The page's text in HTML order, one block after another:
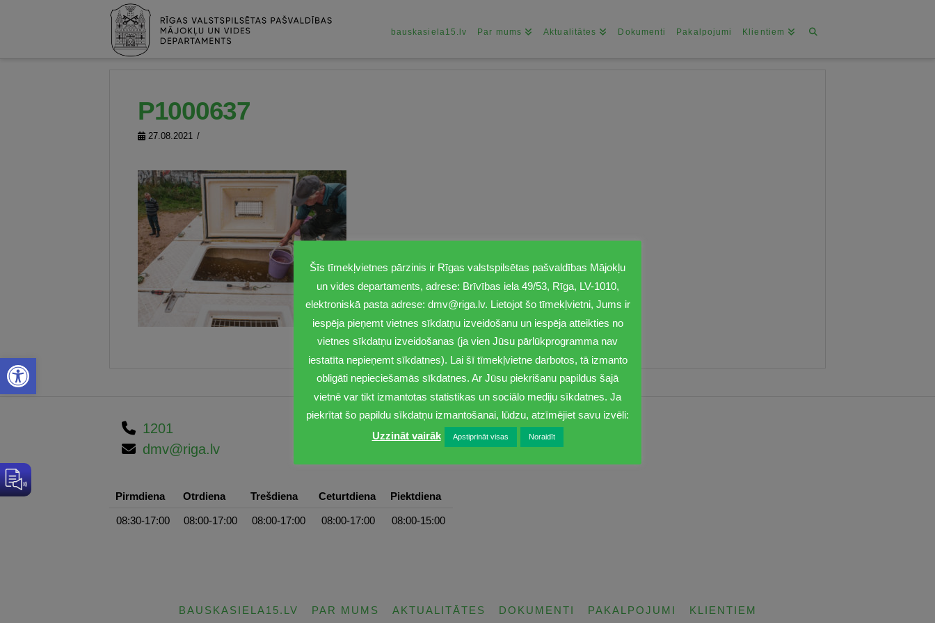
Open toolbar
bauskasiela15.lv Par mums Aktualitātes Dokumenti Pakalpojumi Klientiem
P1000637
27.08.2021
1201
dmv@riga.lv
Pirmdiena Otrdiena Trešdiena Ceturtdiena Piektdiena
08:30-17:00 08:00-17:00 08:00-17:00 08:00-17:00 08:00-15:00
BAUSKASIELA15.LV PAR MUMS AKTUALITĀTES DOKUMENTI PAKALPOJUMI KLIENTIEM
Šīs tīmekļvietnes pārzinis ir Rīgas valstspilsētas pašvaldības Mājokļu
un vides departaments, adrese: Brīvības iela 49/53, Rīga, LV-1010,
elektroniskā pasta adrese: dmv@riga.lv. Lietojot šo tīmekļvietni, Jums ir
iespēja pieņemt vietnes sīkdatņu izveidošanu un iespēja atteikties no
vietnes sīkdatņu izveidošanas (ja vien Jūsu pārlūkprogramma nav
iestatīta nepieņemt sīkdatnes). Lai šī tīmekļvietne darbotos, tā izmanto
obligāti nepieciešamās sīkdatnes. Ar Jūsu piekrišanu papildus šajā
vietnē var tikt izmantotas statistikas un sociālo mediju sīkdatnes. Ja
piekrītat šo papildu sīkdatņu izmantošanai, lūdzu, atzīmējiet savu izvēli:
Uzzināt vairāk
Apstiprināt visas Noraidīt